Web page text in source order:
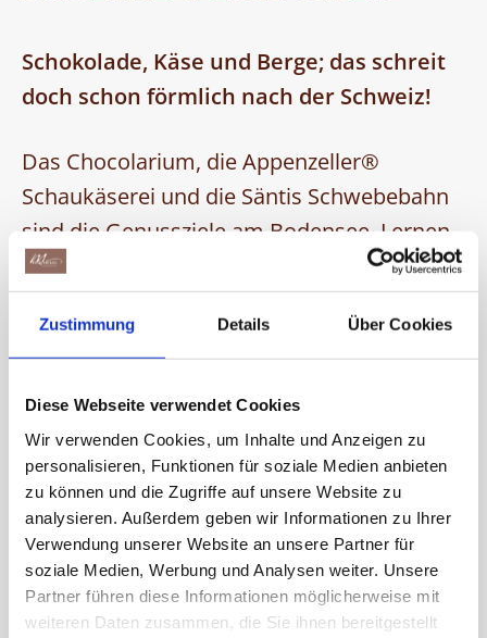
Zustimmung Details Über Cookies
Diese Webseite verwendet Cookies
Wir verwenden Cookies, um Inhalte und Anzeigen zu
personalisieren, Funktionen für soziale Medien anbieten
zu können und die Zugriffe auf unsere Website zu
analysieren. Außerdem geben wir Informationen zu Ihrer
Verwendung unserer Website an unsere Partner für
soziale Medien, Werbung und Analysen weiter. Unsere
Partner führen diese Informationen möglicherweise mit
weiteren Daten zusammen, die Sie ihnen bereitgestellt
Schokolade, Käse und Berge; das schreit
doch schon förmlich nach der Schweiz!
Das Chocolarium, die Appenzeller®
Schaukäserei und die Säntis Schwebebahn
sind die Genussziele am Bodensee. Lernen
Sie viel Wissenswertes über die Herstellung
vom originalen Schweizer Käse, lüften Sie
das Geheimnis, wie das Glück in die
atemberaubende Aussicht vom Säntis über
die Ostschweiz bis in die Region Bodensee-
Oberschwaben.
GENUSSZIELE JETZT ENTDECKEN